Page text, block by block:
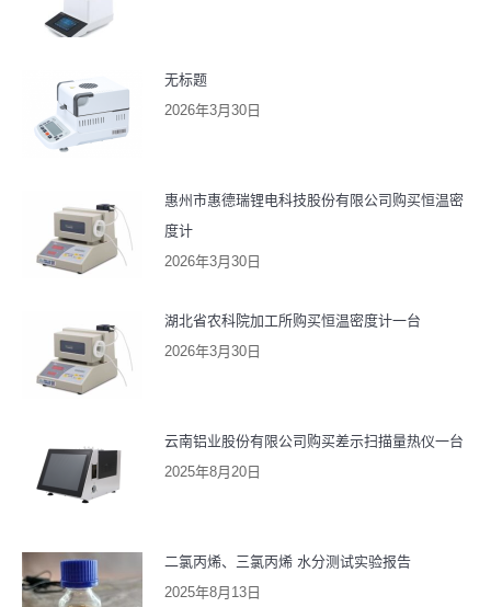
无标题
2026年3月30日
惠州市惠德瑞锂电科技股份有限公司购买恒温密
度计
2026年3月30日
湖北省农科院加工所购买恒温密度计一台
2026年3月30日
云南铝业股份有限公司购买差示扫描量热仪一台
2025年8月20日
二氯丙烯、三氯丙烯 水分测试实验报告
2025年8月13日